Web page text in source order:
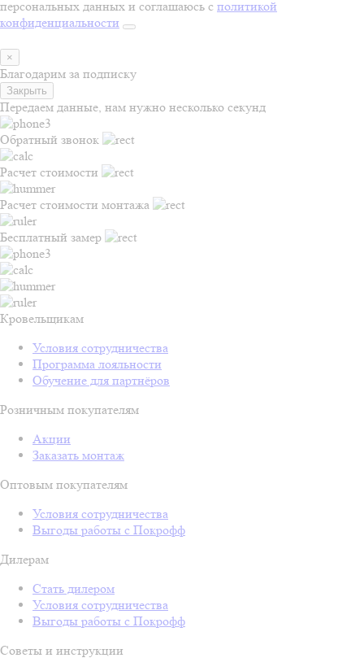
персональных данных и соглашаюсь с политикой
конфиденциальности
×
Благодарим за подписку
Закрыть
Передаем данные, нам нужно несколько секунд
Обратный звонок
Расчет стоимости
Расчет стоимости монтажа
Бесплатный замер
Кровельщикам
Условия сотрудничества
Программа лояльности
Обучение для партнёров
Розничным покупателям
Акции
Заказать монтаж
Оптовым покупателям
Условия сотрудничества
Выгоды работы с Покрофф
Дилерам
Стать дилером
Условия сотрудничества
Выгоды работы с Покрофф
Советы и инструкции